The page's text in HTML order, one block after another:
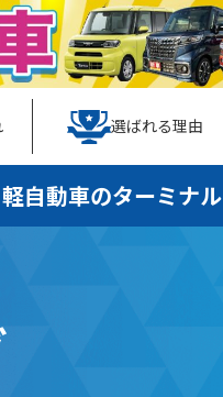
選ばれる理由
軽自動車のターミナル